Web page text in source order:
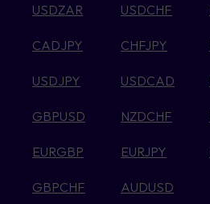
USDZAR USDCHF
CADJPY CHFJPY
USDJPY USDCAD
GBPUSD NZDCHF
EURGBP EURJPY
GBPCHF AUDUSD